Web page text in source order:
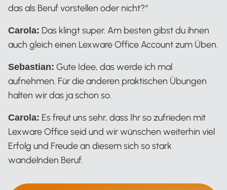
das als Beruf vorstellen oder nicht?“
Carola: Das klingt super. Am besten gibst du ihnen
auch gleich einen Lexware Office Account zum Üben.
Sebastian: Gute Idee, das werde ich mal
aufnehmen. Für die anderen praktischen Übungen
halten wir das ja schon so.
Carola: Es freut uns sehr, dass Ihr so zufrieden mit
Lexware Office seid und wir wünschen weiterhin viel
Erfolg und Freude an diesem sich so stark
wandelnden Beruf.